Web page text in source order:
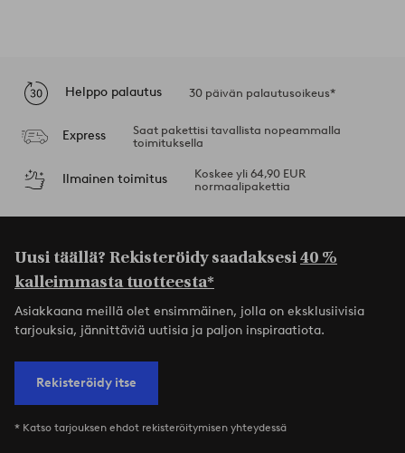
Helppo palautus 30 päivän palautusoikeus*
Express
Saat pakettisi tavallista nopeammalla
toimituksella
Ilmainen toimitus
Koskee yli 64,90 EUR
normaalipakettia
Uusi täällä? Rekisteröidy saadaksesi40 %
kalleimmasta tuotteesta*
Asiakkaana meillä olet ensimmäinen, jolla on eksklusiivisia
tarjouksia, jännittäviä uutisia ja paljon inspiraatiota.
Rekisteröidy itse
* Katso tarjouksen ehdot rekisteröitymisen yhteydessä